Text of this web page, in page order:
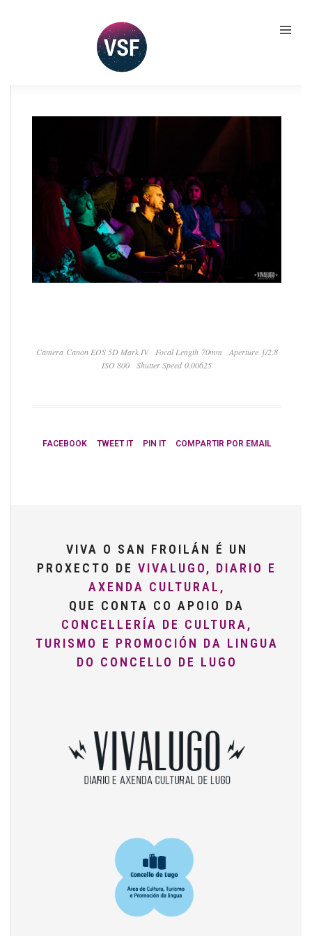
Camera Canon EOS 5D Mark IV Focal Length 70mm
Aperture ƒ/2.8
ISO 800
Shutter Speed 0.00625
FACEBOOK TWEET IT PIN IT COMPARTIR POR EMAIL
VIVA O SAN FROILÁN É UN
PROXECTO DE VIVALUGO, DIARIO E
AXENDA CULTURAL,
QUE CONTA CO APOIO DA
CONCELLERÍA DE CULTURA,
TURISMO E PROMOCIÓN DA LINGUA
DO CONCELLO DE LUGO